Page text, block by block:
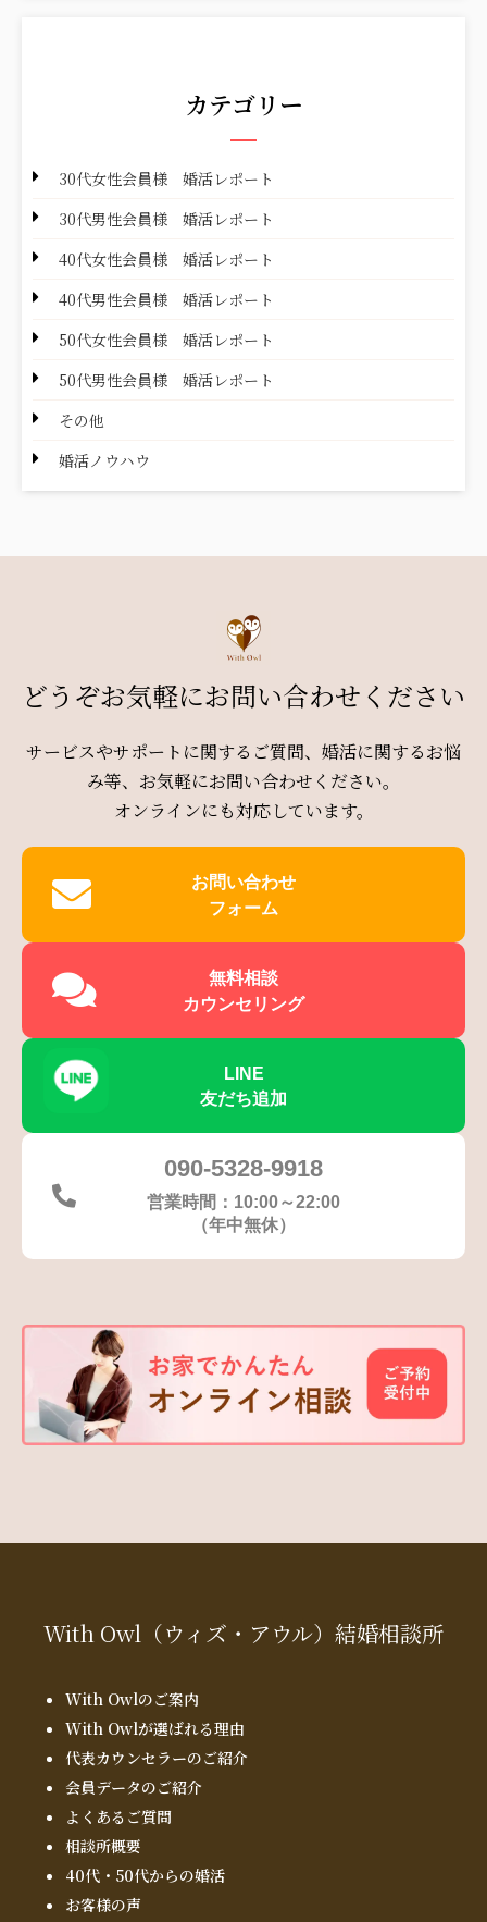
カテゴリー
30代女性会員様 婚活レポート
30代男性会員様 婚活レポート
40代女性会員様 婚活レポート
40代男性会員様 婚活レポート
50代女性会員様 婚活レポート
50代男性会員様 婚活レポート
その他
婚活ノウハウ
どうぞお気軽にお問い合わせください
サービスやサポートに関するご質問、婚活に関するお悩
み等、お気軽にお問い合わせください。
オンラインにも対応しています。
お問い合わせ
フォーム
無料相談
カウンセリング
LINE
友だち追加
090-5328-9918
営業時間：10:00～22:00
（年中無休）
With Owl （ウィズ・アウル） 結婚相談所
With Owlのご案内
With Owlが選ばれる理由
代表カウンセラーのご紹介
会員データのご紹介
よくあるご質問
相談所概要
40代・50代からの婚活
お客様の声